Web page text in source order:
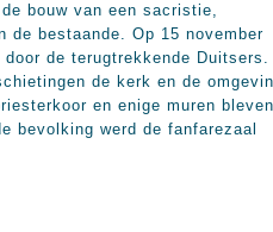
bouw van een sacristie,
de bestaande. Op 15 november
de terugtrekkende Duitsers.
de kerk en de
en enige muren bleven
bevolking werd de fanfarezaal